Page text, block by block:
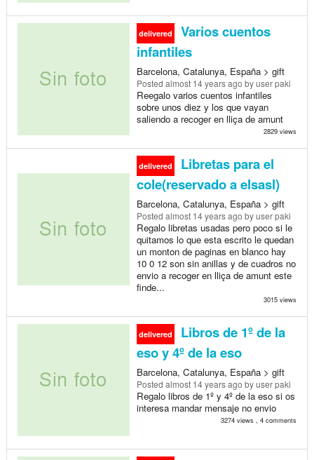
delivered
Varios cuentos
infantiles
Barcelona, Catalunya, España > gift
Posted almost 14 years ago by user paki
Reegalo varios cuentos infantiles
sobre unos diez y los que vayan
saliendo a recoger en lliça de amunt
2829 views
delivered
Libretas para el
cole(reservado a elsasl)
Barcelona, Catalunya, España > gift
Posted almost 14 years ago by user paki
Regalo libretas usadas pero poco si le
quitamos lo que esta escrito le quedan
un monton de paginas en blanco hay
10 0 12 son sin anillas y de cuadros no
envio a recoger en lliça de amunt este
finde...
3015 views
delivered
Libros de 1º de la
eso y 4º de la eso
Barcelona, Catalunya, España > gift
Posted almost 14 years ago by user paki
Regalo libros de 1º y 4º de la eso si os
interesa mandar mensaje no envio
3274 views , 4 comments